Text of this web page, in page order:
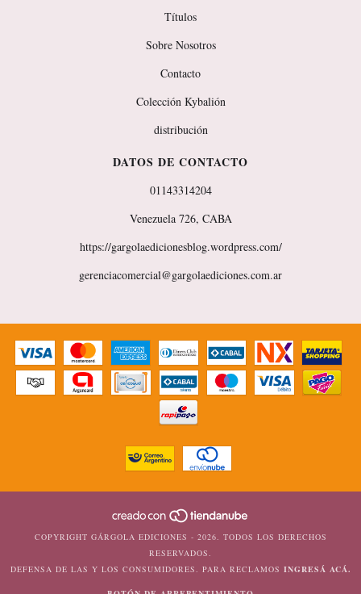
Títulos
Sobre Nosotros
Contacto
Colección Kybalión
distribución
DATOS DE CONTACTO
01143314204
Venezuela 726, CABA
https://gargolaedicionesblog.wordpress.com/
gerenciacomercial@gargolaediciones.com.ar
COPYRIGHT GÁRGOLA EDICIONES - 2026. TODOS LOS DERECHOS
RESERVADOS.
DEFENSA DE LAS Y LOS CONSUMIDORES. PARA RECLAMOS INGRESÁ ACÁ.